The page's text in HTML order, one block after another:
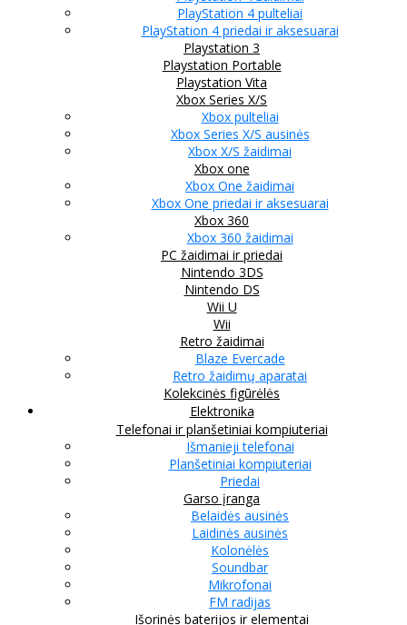
PlayStation 4 pulteliai
PlayStation 4 priedai ir aksesuarai
Playstation 3
Playstation Portable
Playstation Vita
Xbox Series X/S
Xbox pulteliai
Xbox Series X/S ausinės
Xbox X/S žaidimai
Xbox one
Xbox One žaidimai
Xbox One priedai ir aksesuarai
Xbox 360
Xbox 360 žaidimai
PC žaidimai ir priedai
Nintendo 3DS
Nintendo DS
Wii U
Wii
Retro žaidimai
Blaze Evercade
Retro žaidimų aparatai
Kolekcinės figūrėlės
Elektronika
Telefonai ir planšetiniai kompiuteriai
Išmanieji telefonai
Planšetiniai kompiuteriai
Priedai
Garso įranga
Belaidės ausinės
Laidinės ausinės
Kolonėlės
Soundbar
Mikrofonai
FM radijas
Išorinės baterijos ir elementai